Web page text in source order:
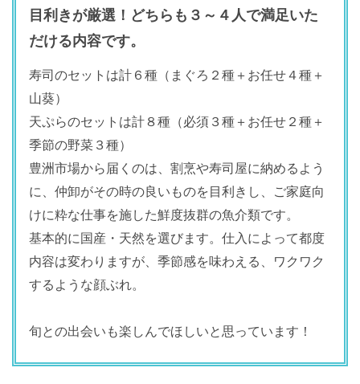
目利きが厳選！どちらも３～４人で満足いた
だける内容です。
寿司のセットは計６種（まぐろ２種＋お任せ４種＋
山葵）
天ぷらのセットは計８種（必須３種＋お任せ２種＋
季節の野菜３種）
豊洲市場から届くのは、割烹や寿司屋に納めるよう
に、仲卸がその時の良いものを目利きし、ご家庭向
けに粋な仕事を施した鮮度抜群の魚介類です。
基本的に国産・天然を選びます。仕入によって都度
内容は変わりますが、季節感を味わえる、ワクワク
するような顔ぶれ。
旬との出会いも楽しんでほしいと思っています！